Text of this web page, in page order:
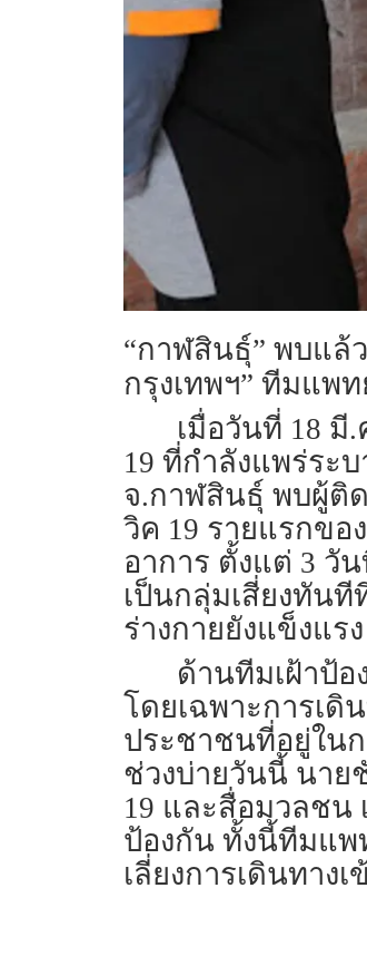
“กาฬสินธุ์” พบแล้
กรุงเทพฯ” ทีมแพ
เมื่อวันที่ 18 มี
19 ที่กำลังแพร่ระ
จ.กาฬสินธุ์ พบผู้ติ
วิค 19 รายแรกขอ
อาการ ตั้งแต่ 3 วั
เป็นกลุ่มเสี่ยงทัน
ร่างกายยังแข็งแรง
ด้านทีมเฝ้าป้
โดยเฉพาะการเ
ประชาชนที่อยู่ในก
ช่วงบ่ายวันนี้ นาย
19 และสื่อมวลชน
ป้องกัน ทั้งนี้ทีมแพ
เลี่ยงการเดินทาง